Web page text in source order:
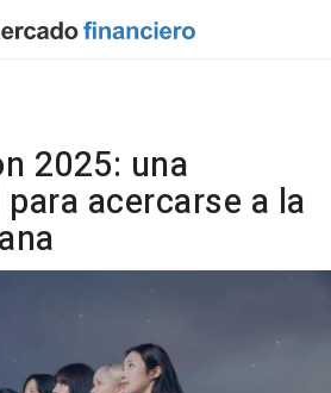
2025: una
acercarse a la